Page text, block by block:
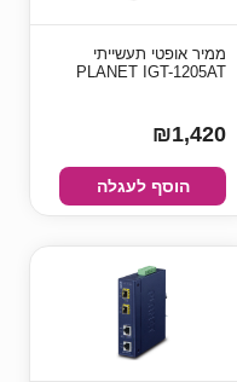
ממיר אופטי תעשייתי
PLANET IGT-1205AT
₪1,420
הוסף לעגלה